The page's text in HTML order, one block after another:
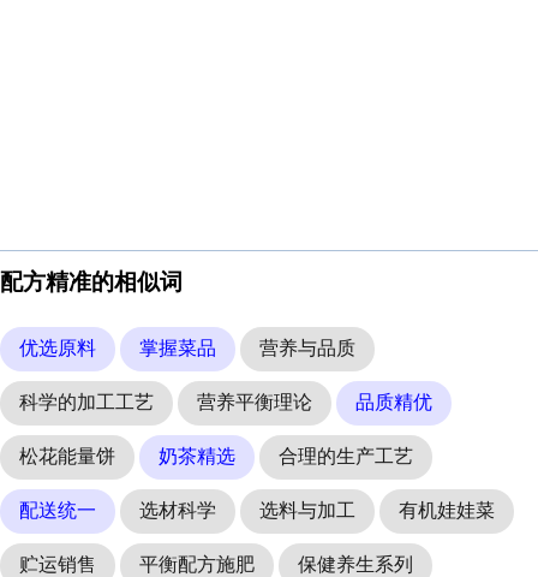
配方精准的相似词
优选原料 掌握菜品 营养与品质
科学的加工工艺 营养平衡理论 品质精优
松花能量饼 奶茶精选 合理的生产工艺
配送统一 选材科学 选料与加工 有机娃娃菜
贮运销售 平衡配方施肥 保健养生系列